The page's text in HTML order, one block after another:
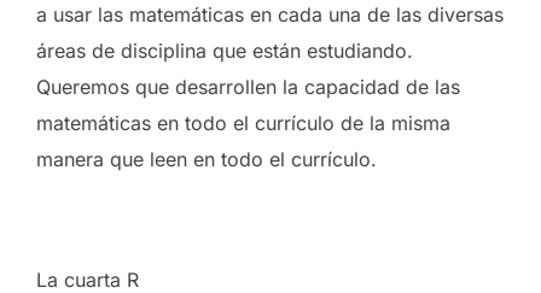
a usar las matemáticas en cada una de las diversas
áreas de disciplina que están estudiando.
Queremos que desarrollen la capacidad de las
matemáticas en todo el currículo de la misma
manera que leen en todo el currículo.
La cuarta R